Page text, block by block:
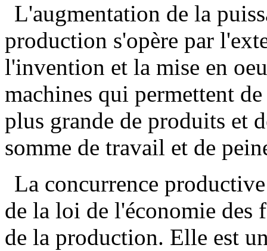
L'augmentation de la
production s'opère par
l'invention et la mise en
machines qui permettent
plus grande de produits et
somme de travail et de
La concurrence
de la loi de l'économie des
de la production. Elle est